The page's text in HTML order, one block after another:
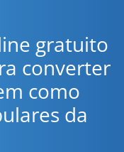
gratuito
converter
como
da